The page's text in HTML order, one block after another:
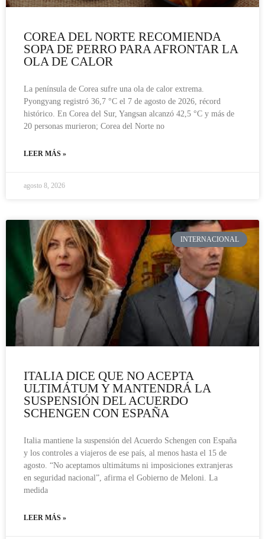
COREA DEL NORTE RECOMIENDA
SOPA DE PERRO PARA AFRONTAR LA
OLA DE CALOR
La península de Corea sufre una ola de calor extrema.
Pyongyang registró 36,7 °C el 7 de agosto de 2026, récord
histórico. En Corea del Sur, Yangsan alcanzó 42,5 °C y más de
20 personas murieron; Corea del Norte no
LEER MÁS »
agosto 8, 2026
INTERNACIONAL
ITALIA DICE QUE NO ACEPTA
ULTIMÁTUM Y MANTENDRÁ LA
SUSPENSIÓN DEL ACUERDO
SCHENGEN CON ESPAÑA
Italia mantiene la suspensión del Acuerdo Schengen con España
y los controles a viajeros de ese país, al menos hasta el 15 de
agosto. “No aceptamos ultimátums ni imposiciones extranjeras
en seguridad nacional”, afirma el Gobierno de Meloni. La
medida
LEER MÁS »